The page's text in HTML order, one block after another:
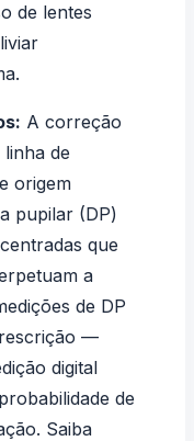
de lentes
A correção
de
origem
pupilar (DP)
que
a
de DP
—
digital
de
Saiba